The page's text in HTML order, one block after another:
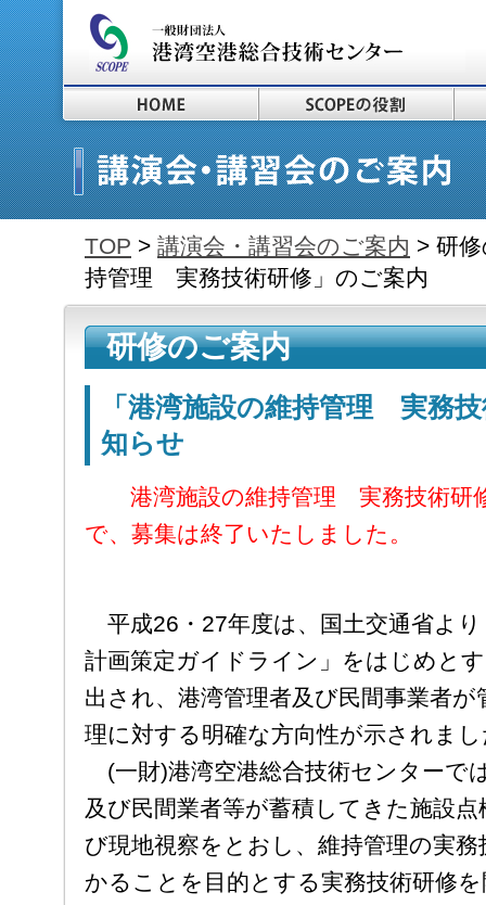
TOP > 講演会・講習会のご案内 > 研
持管理 実務技術研修」のご案内
研修のご案内
「港湾施設の維持管理 実務
知らせ
港湾施設の維持管理 実務技術研
で、募集は終了いたしました。
平成26・27年度は、国土交通省よ
計画策定ガイドライン」をはじめと
出され、港湾管理者及び民間事業者
理に対する明確な方向性が示されま
(一財)港湾空港総合技術センターで
及び民間業者等が蓄積してきた施設
び現地視察をとおし、維持管理の実
かることを目的とする実務技術研修